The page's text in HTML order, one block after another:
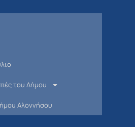
του Δήμου
Αλοννήσου